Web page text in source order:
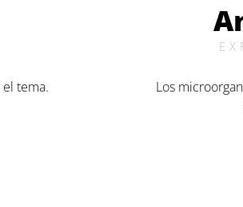
tema.
Los